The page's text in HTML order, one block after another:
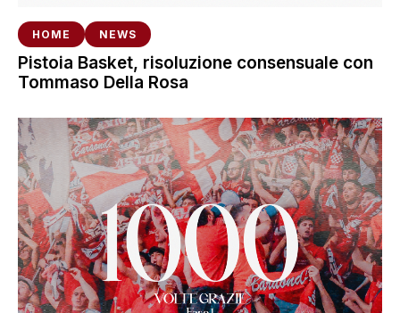
HOME NEWS
Pistoia Basket, risoluzione consensuale con
Tommaso Della Rosa